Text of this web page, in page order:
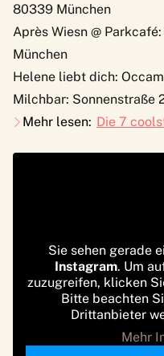
80339 München
Après Wiesn @ Parkcafé
München
Helene liebt dich:
Milchbar: Sonnenstraße
Mehr lesen: Die 7
Sie sehen gerade
Instagram. Um
zuzugreifen, klicken
Bitte beachten
Drittanbieter
Mehr